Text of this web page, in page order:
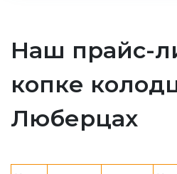
Наш прайс-
копке
Люберцах